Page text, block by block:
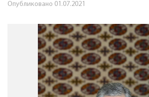
Опубликовано 01.07.2021